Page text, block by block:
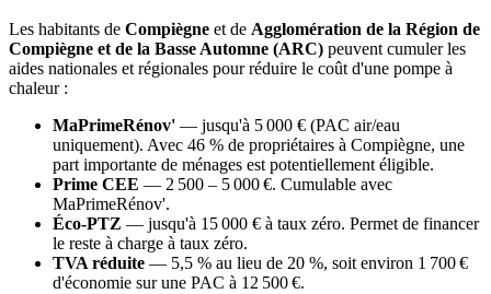
Les habitants de Compiègne et de Agglomération de la Région de
Compiègne et de la Basse Automne (ARC) peuvent cumuler les
aides nationales et régionales pour réduire le coût d'une pompe à
chaleur :
MaPrimeRénov' — jusqu'à 5 000 € (PAC air/eau
uniquement). Avec 46 % de propriétaires à Compiègne, une
part importante de ménages est potentiellement éligible.
Prime CEE — 2 500 – 5 000 €. Cumulable avec
MaPrimeRénov'.
Éco-PTZ — jusqu'à 15 000 € à taux zéro. Permet de financer
le reste à charge à taux zéro.
TVA réduite — 5,5 % au lieu de 20 %, soit environ 1 700 €
d'économie sur une PAC à 12 500 €.